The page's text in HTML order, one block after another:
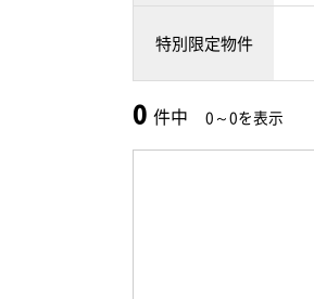
特別限定物件
0 件中 0～0を表示